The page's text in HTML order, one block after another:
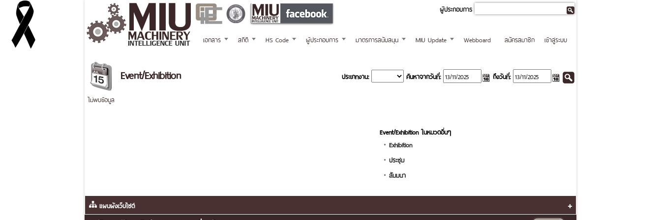
ผู้ประกอบการ
เอกสาร สถิติ HS Code ผู้ประกอบการ มาตรการสนับสนุน MIU Update Webboard เข้าสู่ระบบ
สมัครสมาชิก
Event/Exhibition ประเภทงาน: ค้นหาจากวันที่: ถึงวันที่:
ไม่พบข้อมูล
Event/Exhibition ในหมวดอื่นๆ
Exhibition
ประชุม
สัมมนา
+